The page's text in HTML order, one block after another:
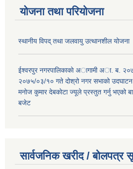
योजना तथा परियोजना
स्थानीय विपद् तथा जलवायु उत्थानशील योजना
ईश्वरपुर नगरपालिकाकाे अागामी अा. ब.
२०७५/०३/१० गते दोश्रो नगर सभाको उदघाटन
मनाेज कुमार देबकाेटा ज्यूले प्रस्तुत गर्नु भएको
बजेट
सार्वजनिक खरीद / बोलपत्र